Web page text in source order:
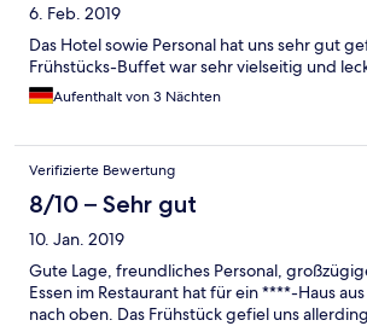
6. Feb. 2019
Das Hotel sowie Personal hat uns sehr gut
Frühstücks-Buffet war sehr vielseitig und
Aufenthalt von 3 Nächten
Verifizierte Bewertung
8/10 – Sehr gut
10. Jan. 2019
Gute Lage, freundliches Personal,
Essen im Restaurant hat für ein ****-Haus
nach oben. Das Frühstück gefiel uns